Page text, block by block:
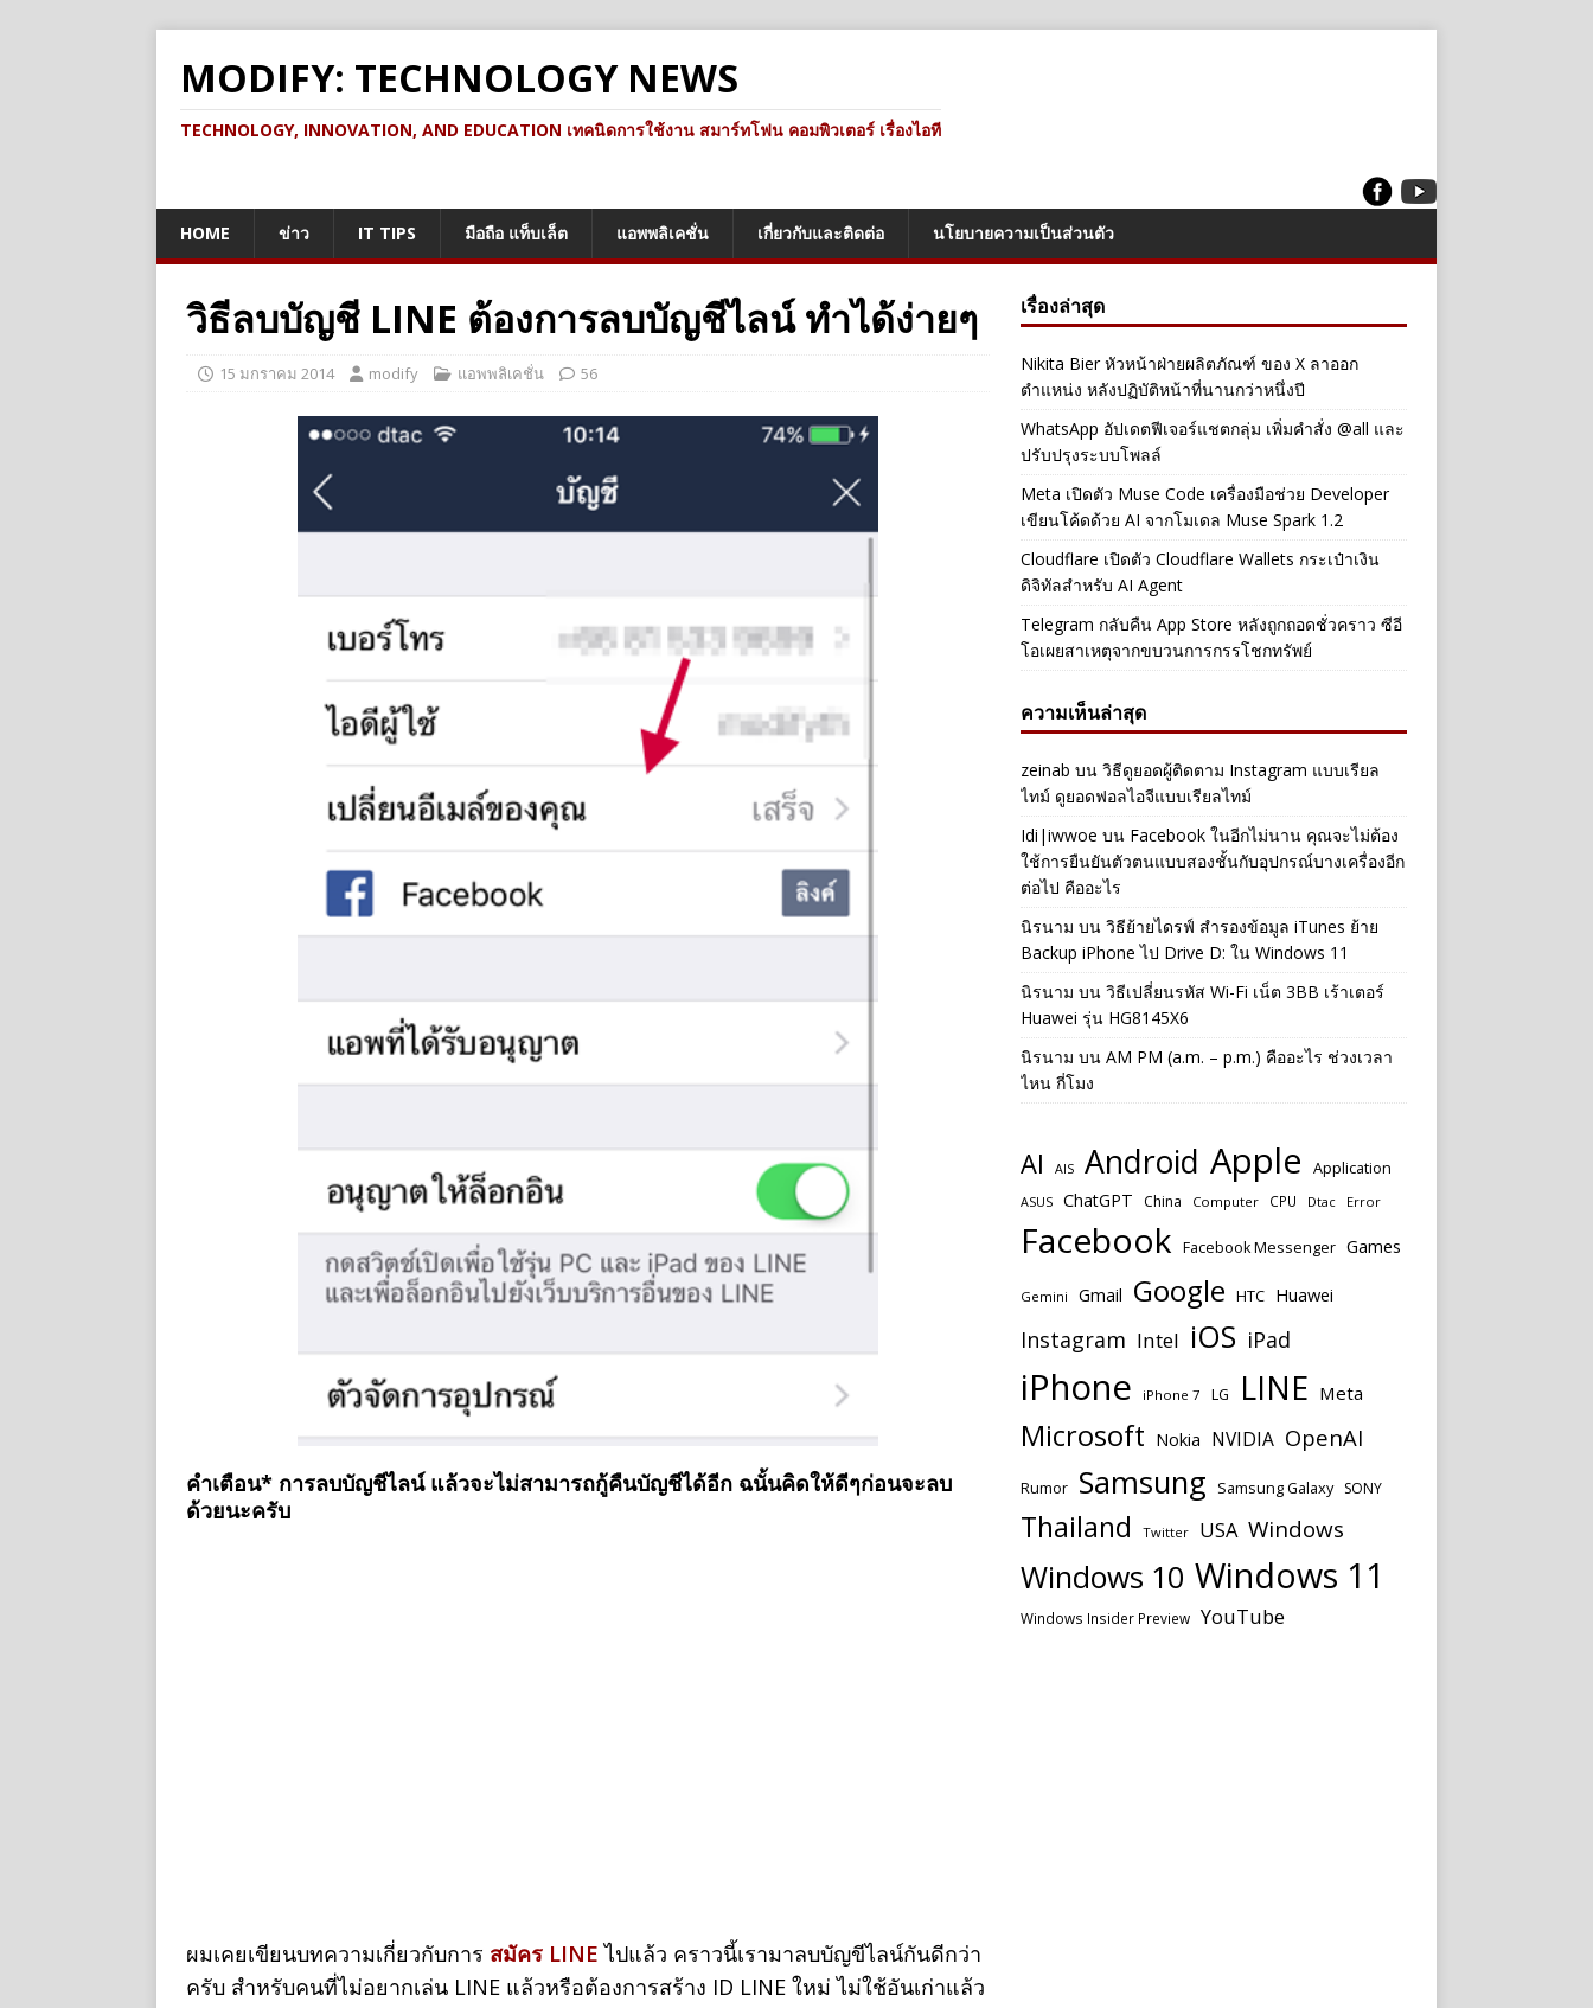
MODIFY: TECHNOLOGY NEWS
TECHNOLOGY, INNOVATION, AND EDUCATION เทคนิดการใช้งาน สมาร์ทโฟน คอมพิวเตอร์ เรื่องไอที
HOME ข่าว IT TIPS มือถือ แท็บเล็ต แอพพลิเคชั่น เกี่ยวกับและติดต่อ นโยบายความเป็นส่วนตัว
วิธีลบบัญชี LINE ต้องการลบบัญชีไลน์ ทำได้ง่ายๆ
15 มกราคม 2014 modify แอพพลิเคชั่น 56
คำเตือน* การลบบัญชีไลน์ แล้วจะไม่สามารถกู้คืนบัญชีได้อีก ฉนั้นคิดให้ดีๆก่อนจะลบ
ด้วยนะครับ
ผมเคยเขียนบทความเกี่ยวกับการ สมัคร LINE ไปแล้ว คราวนี้เรามาลบบัญขีไลน์กันดีกว่า
ครับ สำหรับคนที่ไม่อยากเล่น LINE แล้วหรือต้องการสร้าง ID LINE ใหม่ ไม่ใช้อันเก่าแล้ว
เรื่องล่าสุด
Nikita Bier หัวหน้าฝ่ายผลิตภัณฑ์ ของ X ลาออก
ตำแหน่ง หลังปฏิบัติหน้าที่นานกว่าหนึ่งปี
WhatsApp อัปเดตฟีเจอร์แชตกลุ่ม เพิ่มคำสั่ง @all และ
ปรับปรุงระบบโพลล์
Meta เปิดตัว Muse Code เครื่องมือช่วย Developer
เขียนโค้ดด้วย AI จากโมเดล Muse Spark 1.2
Cloudflare เปิดตัว Cloudflare Wallets กระเป๋าเงิน
ดิจิทัลสำหรับ AI Agent
Telegram กลับคืน App Store หลังถูกถอดชั่วคราว ซีอี
โอเผยสาเหตุจากขบวนการกรรโชกทรัพย์
ความเห็นล่าสุด
zeinab บน วิธีดูยอดผู้ติดตาม Instagram แบบเรียล
ไทม์ ดูยอดฟอลไอจีแบบเรียลไทม์
Idi|iwwoe บน Facebook ในอีกไม่นาน คุณจะไม่ต้อง
ใช้การยืนยันตัวตนแบบสองชั้นกับอุปกรณ์บางเครื่องอีก
ต่อไป คืออะไร
นิรนาม บน วิธีย้ายไดรฟ์ สำรองข้อมูล iTunes ย้าย
Backup iPhone ไป Drive D: ใน Windows 11
นิรนาม บน วิธีเปลี่ยนรหัส Wi-Fi เน็ต 3BB เร้าเตอร์
Huawei รุ่น HG8145X6
นิรนาม บน AM PM (a.m. – p.m.) คืออะไร ช่วงเวลา
ไหน กี่โมง
AI AIS Android Apple Application
ASUS ChatGPT China Computer CPU Dtac Error
Facebook Facebook Messenger Games
Gemini Gmail Google HTC Huawei
Instagram Intel iOS iPad
iPhone iPhone 7 LG LINE Meta
Microsoft Nokia NVIDIA OpenAI
Rumor Samsung Samsung Galaxy SONY
Thailand Twitter USA Windows
Windows 10 Windows 11
Windows Insider Preview YouTube